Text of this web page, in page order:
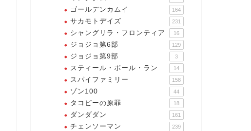
ゴールデンカムイ 164
サカモトデイズ 231
シャングリラ・フロンティア 16
ジョジョ第6部 129
ジョジョ第9部 3
スティール・ボール・ラン 14
スパイファミリー 158
ゾン100 44
タコピーの原罪 18
ダンダダン 161
チェンソーマン 239